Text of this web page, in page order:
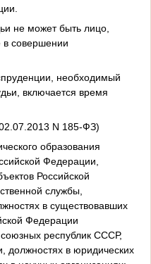
не может быть лицо,
в совершении
необходимый
включается время
N 185-ФЗ)
образования
Федерации,
Российской
службы,
в существовавших
Федерации
республик СССР,
в юридических